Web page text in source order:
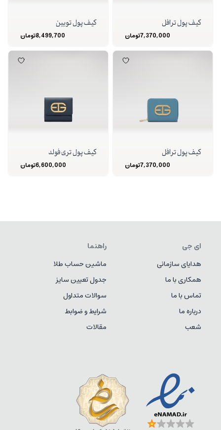
کیف پول ترافل
7,370,000تومان
کیف پول تویین
8,499,700تومان
کیف پول ترافل
7,370,000تومان
کیف پول تری فولد
6,600,000تومان
ای جی
هدایای سازمانی
همکاری با ما
تماس با ما
درباره ما
شعب
راهنما
ماشین حساب طلا
جدول تعیین سایز
سوالات متداول
شرایط و ضوابط
مقالات